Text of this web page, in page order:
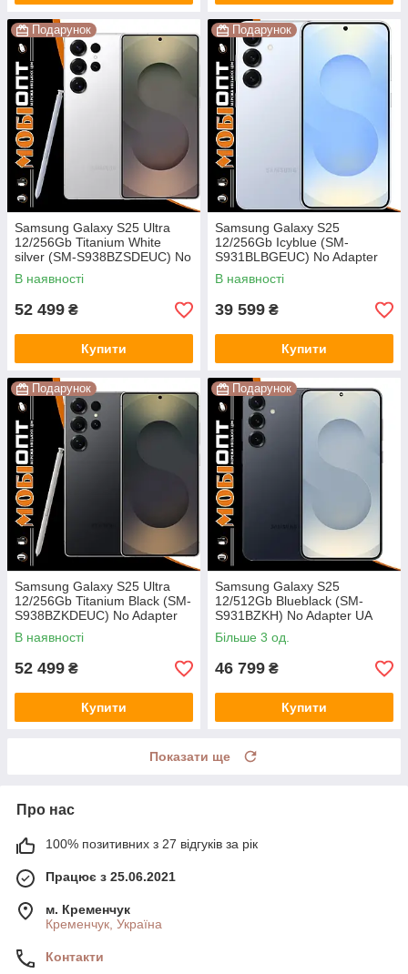
Подарунок
Samsung Galaxy S25 Ultra
12/256Gb Titanium White
silver (SM-S938BZSDEUC) No
Adapter UA UCRF
В наявності
52 499 ₴
Купити
Подарунок
Samsung Galaxy S25
12/256Gb Icyblue (SM-
S931BLBGEUC) No Adapter
UA UCRF
В наявності
39 599 ₴
Купити
Подарунок
Samsung Galaxy S25 Ultra
12/256Gb Titanium Black (SM-
S938BZKDEUC) No Adapter
UA UCRF
В наявності
52 499 ₴
Купити
Подарунок
Samsung Galaxy S25
12/512Gb Blueblack (SM-
S931BZKH) No Adapter UA
UCRF
Більше 3 од.
46 799 ₴
Купити
Показати ще
Про нас
100% позитивних з 27 відгуків за рік
Працює з 25.06.2021
м. Кременчук
Кременчук, Україна
Контакти